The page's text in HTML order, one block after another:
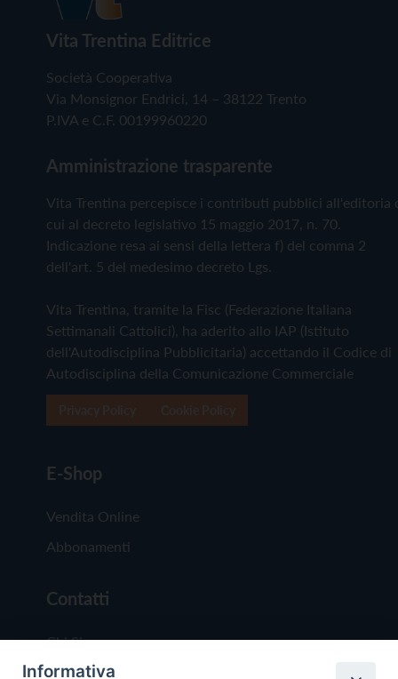
Vita Trentina Editrice
Società Cooperativa
Via Monsignor Endrici, 14 – 38122 Trento
P.IVA e C.F. 00199960220
Amministrazione trasparente
Vita Trentina percepisce i contributi pubblici all'editoria
cui al decreto legislativo 15 maggio 2017, n. 70.
Indicazione resa ai sensi della lettera f) del comma 2
dell'art. 5 del medesimo decreto Lgs.
Vita Trentina, tramite la Fisc (Federazione Italiana
Settimanali Cattolici), ha aderito allo IAP (Istituto
dell'Autodisciplina Pubblicitaria) accettando il Codice di
Autodisciplina della Comunicazione Commerciale
E-Shop
Vendita Online
Abbonamenti
Contatti
Chi Siamo
Redazione
Informativa